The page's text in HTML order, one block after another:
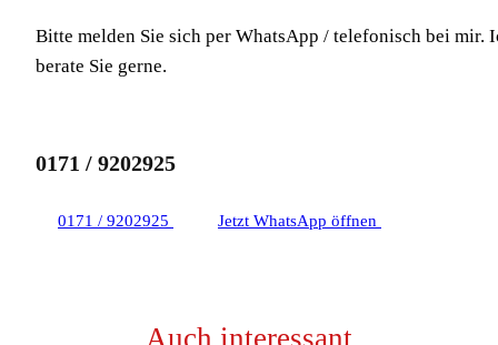
Bitte melden Sie sich per WhatsApp / telefonisch bei mir.
berate Sie gerne.
0171 / 9202925
0171 / 9202925 Jetzt WhatsApp öffnen